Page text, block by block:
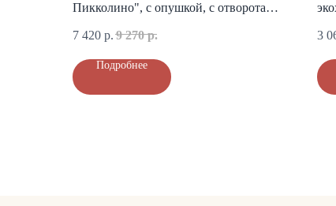
Пикколино", с опушкой, с отворотами,
7 420 р. 9 270 р.
Подробнее
3